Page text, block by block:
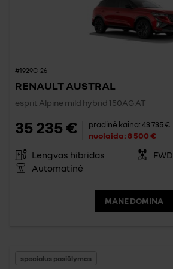
#1929C_26
RENAULT AUSTRAL
esprit Alpine mild hybrid 150AG AT
35 235 € pradinė kaina:43 735 €
nuolaida:8 500 €
Lengvas hibridas
FWD
Automatinė
MANE DOMINA
specialus pasiūlymas